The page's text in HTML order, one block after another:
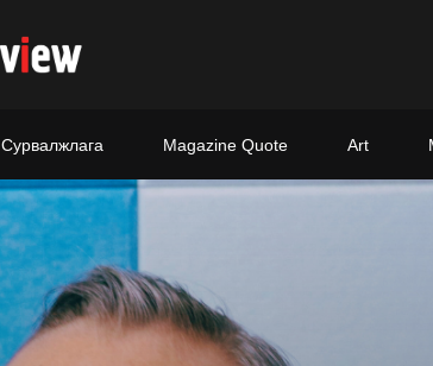
Сурвалжлага Magazine Quote Art